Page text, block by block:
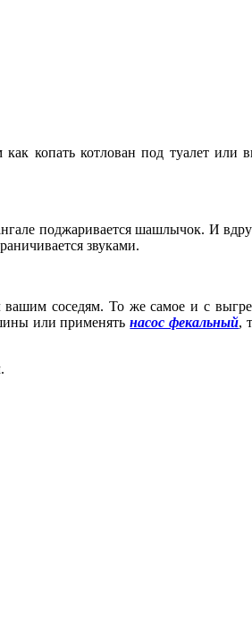
копать котлован под туалет или
поджаривается шашлычок. И
звуками.
соседям. То же самое и с
или применятьнасос фекальный,